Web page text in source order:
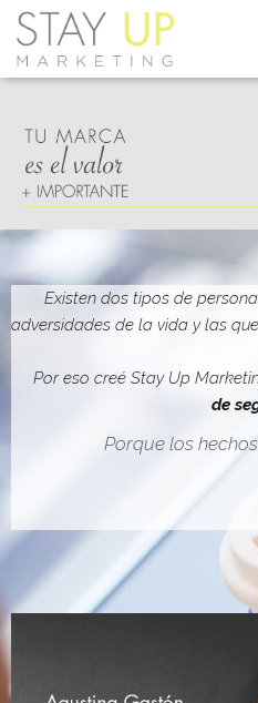
Existen dos tipos de
adversidades de la vida y las
Por eso creé Stay Up
de
Porque los